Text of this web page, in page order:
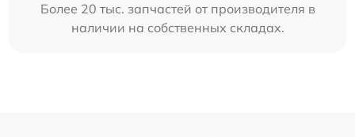
Более 20 тыс. запчастей от производителя в
наличии на собственных складах.